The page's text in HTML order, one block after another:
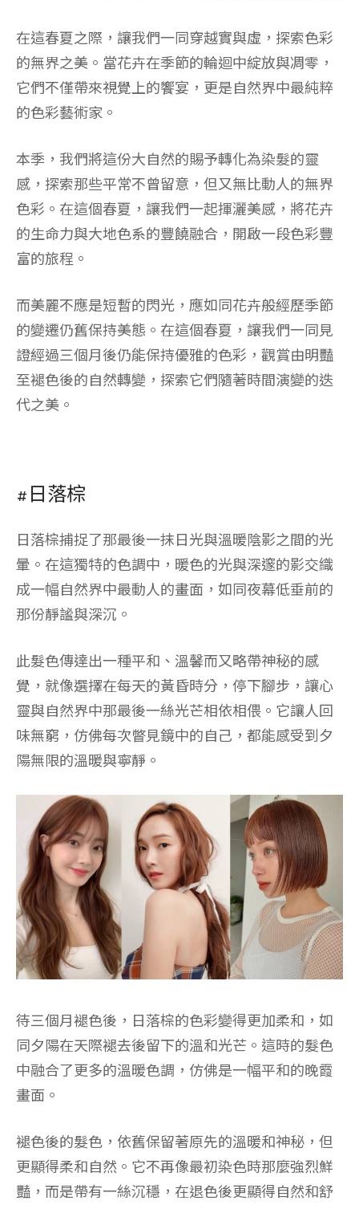
在這春夏之際，讓我們一同穿越實與虛，探索色彩
的無界之美。當花卉在季節的輪迴中綻放與凋零，
它們不僅帶來視覺上的饗宴，更是自然界中最純粹
的色彩藝術家。
本季，我們將這份大自然的賜予轉化為染髮的靈
感，探索那些平常不曾留意，但又無比動人的無界
色彩。在這個春夏，讓我們一起揮灑美感，將花卉
的生命力與大地色系的豐饒融合，開啟一段色彩豐
富的旅程。
而美麗不應是短暫的閃光，應如同花卉般經歷季節
的變遷仍舊保持美態。在這個春夏，讓我們一同見
證經過三個月後仍能保持優雅的色彩，觀賞由明豔
至褪色後的自然轉變，探索它們隨著時間演變的迭
代之美。
#日落棕
日落棕捕捉了那最後一抹日光與溫暖陰影之間的光
暈。在這獨特的色調中，暖色的光與深邃的影交織
成一幅自然界中最動人的畫面，如同夜幕低垂前的
那份靜謐與深沉。
此髮色傳達出一種平和、溫馨而又略帶神秘的感
覺，就像選擇在每天的黃昏時分，停下腳步，讓心
靈與自然界中那最後一絲光芒相依相偎。它讓人回
味無窮，仿佛每次瞥見鏡中的自己，都能感受到夕
陽無限的溫暖與寧靜。
待三個月褪色後，日落棕的色彩變得更加柔和，如
同夕陽在天際褪去後留下的溫和光芒。這時的髮色
中融合了更多的溫暖色調，仿佛是一幅平和的晚霞
畫面。
褪色後的髮色，依舊保留著原先的溫暖和神秘，但
更顯得柔和自然。它不再像最初染色時那麼強烈鮮
豔，而是帶有一絲沉穩，在退色後更顯得自然和舒